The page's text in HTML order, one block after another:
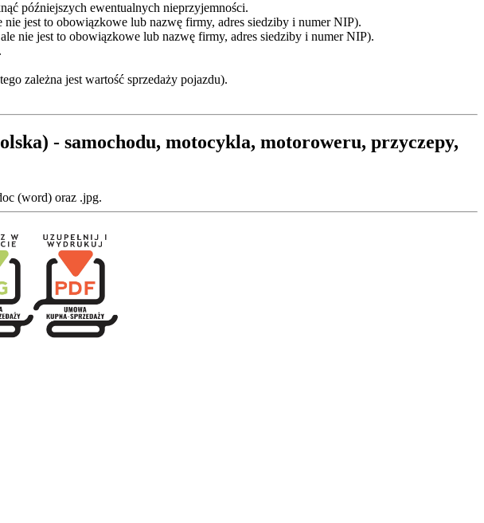
późniejszych ewentualnych nieprzyjemności.
jest to obowiązkowe lub nazwę firmy, adres siedziby i numer NIP).
nie jest to obowiązkowe lub nazwę firmy, adres siedziby i numer NIP).
zależna jest wartość sprzedaży pojazdu).
- samochodu, motocykla, motoroweru, przyczepy,
(word) oraz .jpg.